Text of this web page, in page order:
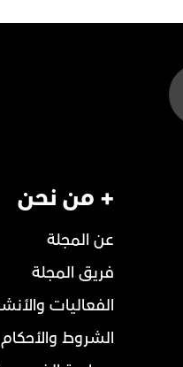
+ من نحن
عن المجلة
فريق المجلة
الفعاليات
الشروط والأحكام